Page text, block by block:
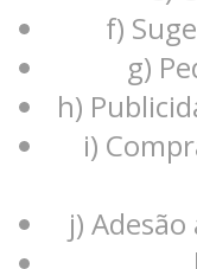
f)
g)
h)
i)
j)